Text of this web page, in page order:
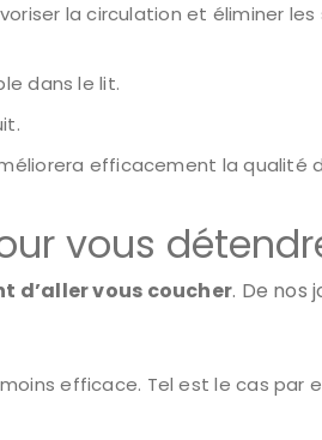
la circulation et éliminer
dans le lit.
efficacement la qualité
vous
d’aller vous coucher. De nos
efficace. Tel est le cas